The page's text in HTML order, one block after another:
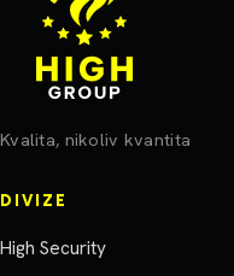
Kvalita, nikoliv kvantita
DIVIZE
High Security